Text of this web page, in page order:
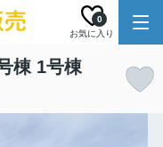
お気に入り
0
棟 1号棟